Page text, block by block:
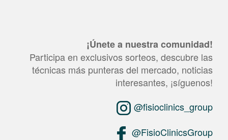
¡Únete a nuestra comunidad!
Participa en exclusivos sorteos, descubre las
técnicas más punteras del mercado, noticias
interesantes, ¡síguenos!
@fisioclinics_group
@FisioClinicsGroup